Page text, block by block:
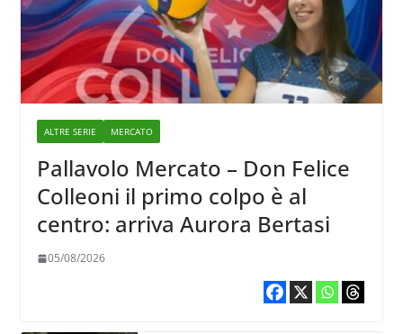
ALTRE SERIE MERCATO
Pallavolo Mercato – Don Felice
Colleoni il primo colpo è al
centro: arriva Aurora Bertasi
05/08/2026